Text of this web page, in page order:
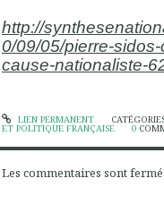
http://
0/09/05/pierre-
cause-nationaliste-
LIEN PERMANENT
ET POLITIQUE FRANÇAISE 0
Les commentaires sont